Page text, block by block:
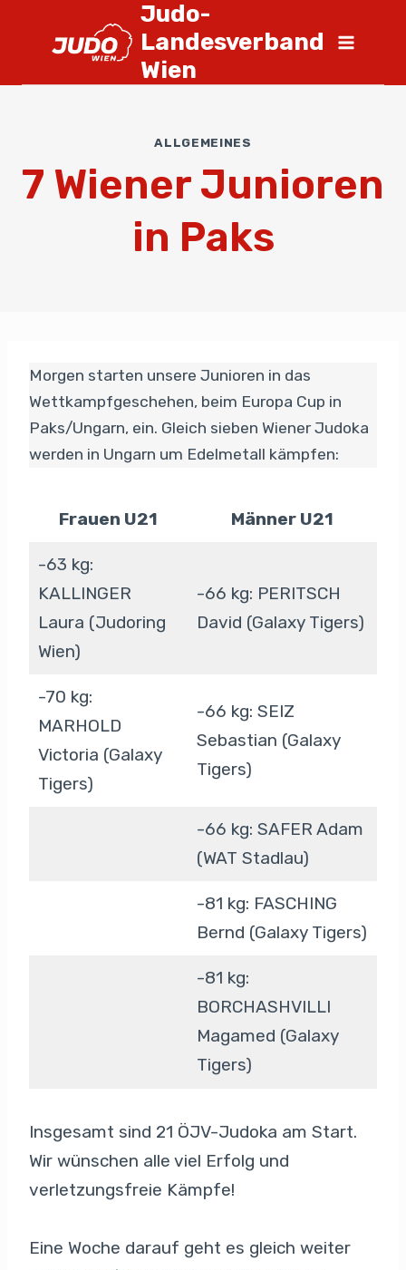
Judo-
Landesverband
Wien
ALLGEMEINES
7 Wiener Junioren
in Paks
Morgen starten unsere Junioren in das
Wettkampfgeschehen, beim Europa Cup in
Paks/Ungarn, ein. Gleich sieben Wiener Judoka
werden in Ungarn um Edelmetall kämpfen:
Frauen U21 Männer U21
-63 kg:
KALLINGER
Laura (Judoring
Wien)
-66 kg: PERITSCH
David (Galaxy Tigers)
-70 kg:
MARHOLD
Victoria (Galaxy
Tigers)
-66 kg: SEIZ
Sebastian (Galaxy
Tigers)
-66 kg: SAFER Adam
(WAT Stadlau)
-81 kg: FASCHING
Bernd (Galaxy Tigers)
-81 kg:
BORCHASHVILLI
Magamed (Galaxy
Tigers)
Insgesamt sind 21 ÖJV-Judoka am Start.
Wir wünschen alle viel Erfolg und
verletzungsfreie Kämpfe!
Eine Woche darauf geht es gleich weiter